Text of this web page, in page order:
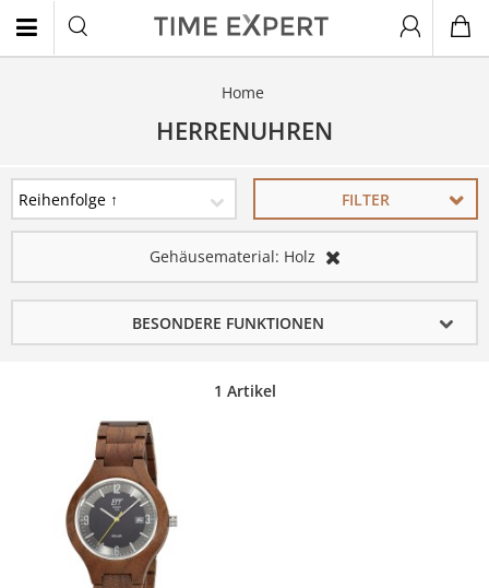
Home
HERRENUHREN
FILTER
Gehäusematerial: Holz
BESONDERE FUNKTIONEN
1 Artikel